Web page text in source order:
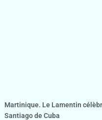
Martinique. Le Lamentin
Santiago de Cuba